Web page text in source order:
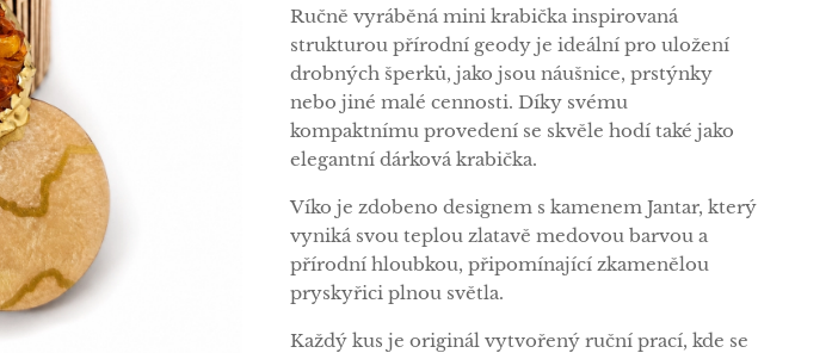
Ručně vyráběná mini krabička inspirovaná
strukturou přírodní geody je ideální pro uložení
drobných šperků, jako jsou náušnice, prstýnky
nebo jiné malé cennosti. Díky svému
kompaktnímu provedení se skvěle hodí také jako
elegantní dárková krabička.
Víko je zdobeno designem s kamenem Jantar, který
vyniká svou teplou zlatavě medovou barvou a
přírodní hloubkou, připomínající zkamenělou
pryskyřici plnou světla.
Každý kus je originál vytvořený ruční prací, kde se